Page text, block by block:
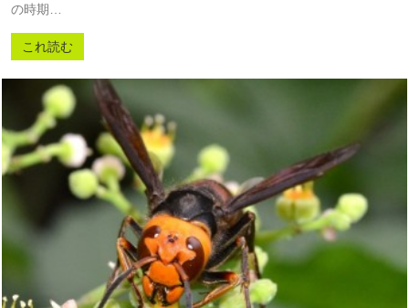
の時期…
これ読む